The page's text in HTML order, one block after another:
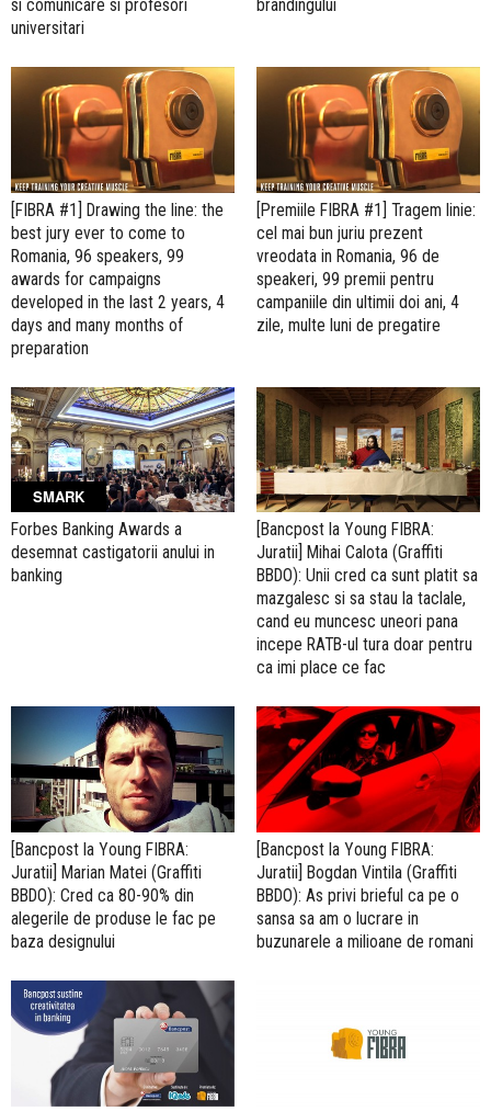
si comunicare si profesori
universitari
brandingului
[FIBRA #1] Drawing the line: the
best jury ever to come to
Romania, 96 speakers, 99
awards for campaigns
developed in the last 2 years, 4
days and many months of
preparation
[Premiile FIBRA #1] Tragem linie:
cel mai bun juriu prezent
vreodata in Romania, 96 de
speakeri, 99 premii pentru
campaniile din ultimii doi ani, 4
zile, multe luni de pregatire
SMARK
Forbes Banking Awards a
desemnat castigatorii anului in
banking
[Bancpost la Young FIBRA:
Juratii] Mihai Calota (Graffiti
BBDO): Unii cred ca sunt platit sa
mazgalesc si sa stau la taclale,
cand eu muncesc uneori pana
incepe RATB-ul tura doar pentru
ca imi place ce fac
[Bancpost la Young FIBRA:
Juratii] Marian Matei (Graffiti
BBDO): Cred ca 80-90% din
alegerile de produse le fac pe
baza designului
[Bancpost la Young FIBRA:
Juratii] Bogdan Vintila (Graffiti
BBDO): As privi brieful ca pe o
sansa sa am o lucrare in
buzunarele a milioane de romani